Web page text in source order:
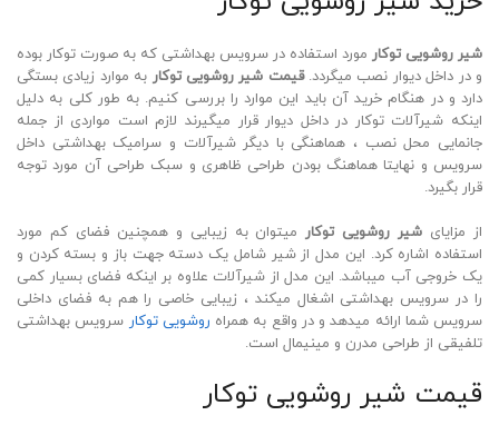
شیر روشویی توکار مورد استفاده در سرویس بهداشتی که به صورت توکار بوده
و در داخل دیوار نصب میگردد.قیمت شیر روشویی توکار به موارد زیادی بستگی
دارد و در هنگام خرید آن باید این موارد را بررسی کنیم. به طور کلی به دلیل
اینکه شیرآلات توکار در داخل دیوار قرار میگیرند لازم است مواردی از جمله
جانمایی محل نصب ، هماهنگی با دیگر شیرآلات و سرامیک بهداشتی داخل
سرویس و نهایتا هماهنگ بودن طراحی ظاهری و سبک طراحی آن مورد توجه
قرار بگیرد.
از مزایای شیر روشویی توکارمیتوان به زیبایی و همچنین فضای کم مورد
استفاده اشاره کرد. این مدل از شیر شامل یک دسته جهت باز و بسته کردن و
یک خروجی آب میباشد. این مدل از شیرآلات علاوه بر اینکه فضای بسیار کمی
را در سرویس بهداشتی اشغال میکند ، زیبایی خاصی را هم به فضای داخلی
سرویس شما ارائه میدهد و در واقع به همراه روشویی توکار سرویس بهداشتی
تلفیقی از طراحی مدرن و مینیمال است.
قیمت شیر روشویی توکار